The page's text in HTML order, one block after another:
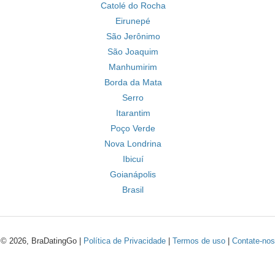
Catolé do Rocha
Eirunepé
São Jerônimo
São Joaquim
Manhumirim
Borda da Mata
Serro
Itarantim
Poço Verde
Nova Londrina
Ibicuí
Goianápolis
Brasil
© 2026, BraDatingGo | Política de Privacidade| Termos de uso| Contate-nos